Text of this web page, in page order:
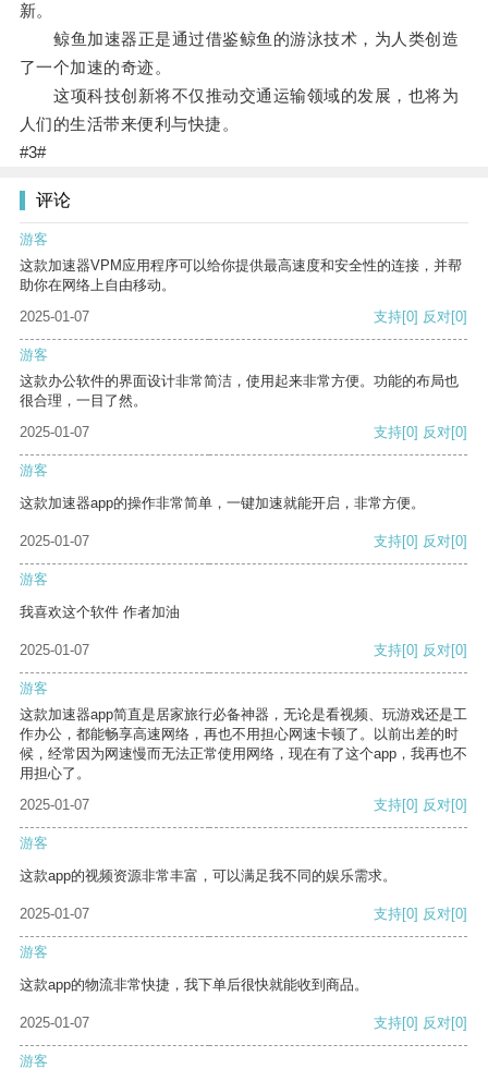
新。
鲸鱼加速器正是通过借鉴鲸鱼的游泳技术，为人类创造
了一个加速的奇迹。
这项科技创新将不仅推动交通运输领域的发展，也将为
人们的生活带来便利与快捷。
#3#
评论
游客
这款加速器VPM应用程序可以给你提供最高速度和安全性的连接，并帮
助你在网络上自由移动。
2025-01-07
支持[0] 反对[0]
游客
这款办公软件的界面设计非常简洁，使用起来非常方便。功能的布局也
很合理，一目了然。
2025-01-07
支持[0] 反对[0]
游客
这款加速器app的操作非常简单，一键加速就能开启，非常方便。
2025-01-07 支持[0] 反对[0]
游客
我喜欢这个软件 作者加油
2025-01-07 支持[0] 反对[0]
游客
这款加速器app简直是居家旅行必备神器，无论是看视频、玩游戏还是工
作办公，都能畅享高速网络，再也不用担心网速卡顿了。以前出差的时
候，经常因为网速慢而无法正常使用网络，现在有了这个app，我再也不
用担心了。
2025-01-07
支持[0] 反对[0]
游客
这款app的视频资源非常丰富，可以满足我不同的娱乐需求。
2025-01-07 支持[0] 反对[0]
游客
这款app的物流非常快捷，我下单后很快就能收到商品。
2025-01-07 支持[0] 反对[0]
游客